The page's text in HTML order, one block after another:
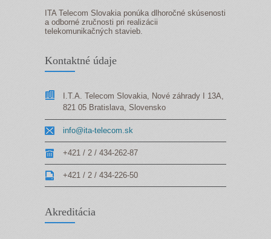
ITA Telecom Slovakia ponúka dlhoročné skúsenosti
a odborné zručnosti pri realizácii
telekomunikačných stavieb.
Kontaktné údaje
I.T.A. Telecom Slovakia, Nové záhrady I 13A,
821 05 Bratislava, Slovensko
info@ita-telecom.sk
+421 / 2 / 434-262-87
+421 / 2 / 434-226-50
Akreditácia